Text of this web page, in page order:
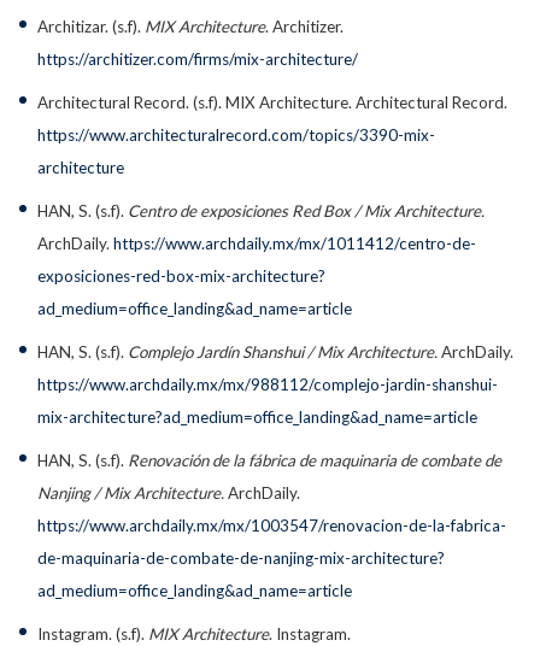
Architizar. (s.f). MIX Architecture. Architizer.
https://architizer.com/firms/mix-architecture/
Architectural Record. (s.f). MIX Architecture. Architectural Record.
https://www.architecturalrecord.com/topics/3390-mix-
architecture
HAN, S. (s.f). Centro de exposiciones Red Box / Mix Architecture.
ArchDaily.https://www.archdaily.mx/mx/1011412/centro-de-
exposiciones-red-box-mix-architecture?
ad_medium=office_landing&ad_name=article
HAN, S. (s.f). Complejo Jardín Shanshui / Mix Architecture.ArchDaily.
https://www.archdaily.mx/mx/988112/complejo-jardin-shanshui-
mix-architecture?ad_medium=office_landing&ad_name=article
HAN, S. (s.f). Renovación de la fábrica de maquinaria de combate de
Nanjing / Mix Architecture.ArchDaily.
https://www.archdaily.mx/mx/1003547/renovacion-de-la-fabrica-
de-maquinaria-de-combate-de-nanjing-mix-architecture?
ad_medium=office_landing&ad_name=article
Instagram. (s.f). MIX Architecture. Instagram.